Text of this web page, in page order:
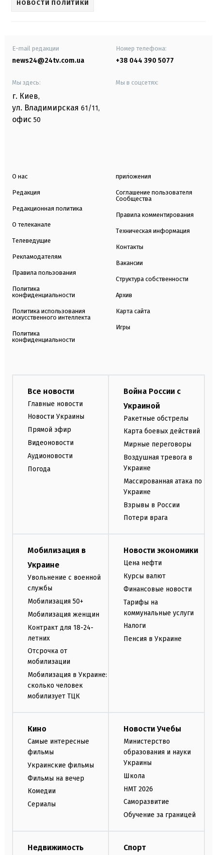
НОВОСТИ ПОЛИТИКИ
E-mail редакции
news24@24tv.com.ua
Номер телефона:
+38 044 390 5077
Мы здесь:
г. Киев,
ул. Владимирская 61/11,
офис 50
Мы в соцсетях:
О нас
Редакция
Редакционная политика
О телеканале
Телеведущие
Рекламодателям
Правила пользования
Политика
конфиденциальности
Политика использования
искусственного интеллекта
Политика
конфиденциальности
приложения
Соглашение пользователя
Сообщества
Правила комментирования
Техническая информация
Контакты
Вакансии
Структура собственности
Архив
Карта сайта
Игры
Все новости
Главные новости
Новости Украины
Прямой эфир
Видеоновости
Аудионовости
Погода
Война России с
Украиной
Ракетные обстрелы
Карта боевых действий
Мирные переговоры
Воздушная тревога в
Украине
Массированная атака по
Украине
Взрывы в России
Потери врага
Мобилизация в
Украине
Увольнение с военной
службы
Мобилизация 50+
Мобилизация женщин
Контракт для 18-24-
летних
Отсрочка от
мобилизации
Мобилизация в Украине:
сколько человек
мобилизует ТЦК
Новости экономики
Цена нефти
Курсы валют
Финансовые новости
Тарифы на
коммунальные услуги
Налоги
Пенсия в Украине
Кино
Самые интересные
фильмы
Украинские фильмы
Фильмы на вечер
Комедии
Сериалы
Новости Учебы
Министерство
образования и науки
Украины
Школа
НМТ 2026
Саморазвитие
Обучение за границей
Недвижимость Спорт